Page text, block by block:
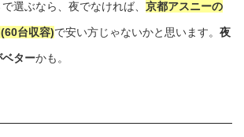
選ぶなら、夜でなければ、 京都アスニーの
台収容)で安い方じゃないかと思います。 夜
ベターかも。